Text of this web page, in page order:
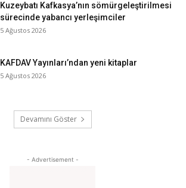
Kuzeybatı Kafkasya’nın sömürgeleştirilmesi
sürecinde yabancı yerleşimciler
5 Ağustos 2026
KAFDAV Yayınları’ndan yeni kitaplar
5 Ağustos 2026
Devamını Göster
- Advertisement -